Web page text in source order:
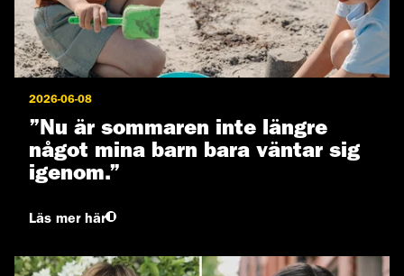
2026-06-08
”Nu är sommaren inte längre
något mina barn bara väntar sig
igenom.”
Läs mer här